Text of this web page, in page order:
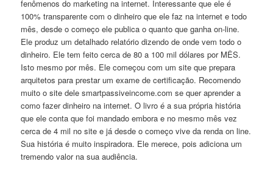
fenômenos do marketing na internet. Interessante que ele é
100% transparente com o dinheiro que ele faz na internet e todo
mês, desde o começo ele publica o quanto que ganha on-line.
Ele produz um detalhado relatório dizendo de onde vem todo o
dinheiro. Ele tem feito cerca de 80 a 100 mil dólares por MÊS.
Isto mesmo por mês. Ele começou com um site que prepara
arquitetos para prestar um exame de certificação. Recomendo
muito o site dele smartpassiveincome.com se quer aprender a
como fazer dinheiro na internet. O livro é a sua própria história
que ele conta que foi mandado embora e no mesmo mês vez
cerca de 4 mil no site e já desde o começo vive da renda on line.
Sua história é muito inspiradora. Ele merece, pois adiciona um
tremendo valor na sua audiência.